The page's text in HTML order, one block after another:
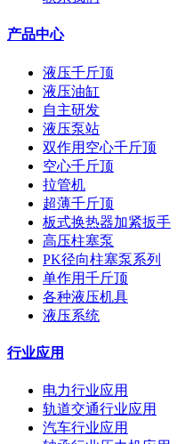
产品中心
液压千斤顶
液压油缸
自主研发
液压泵站
双作用空心千斤顶
空心千斤顶
拉管机
超薄千斤顶
板式换热器加紧扳手
高压柱塞泵
PK径向柱塞泵系列
单作用千斤顶
各种液压机具
液压系统
行业应用
电力行业应用
轨道交通行业应用
汽车行业应用